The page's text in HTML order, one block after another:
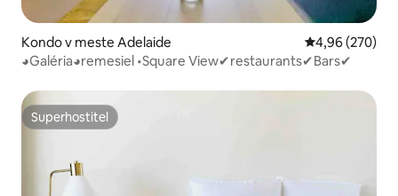
Kondo v meste Adelaide Priemerné
4,96 (270)
◕Galéria◕remesiel •Square View✔restaurants✔Bars✔
Superhostiteľ
Superhostiteľ